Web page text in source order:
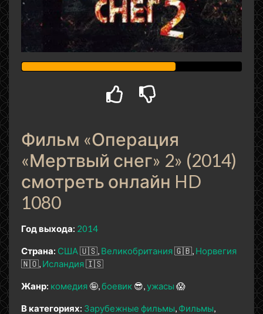
Фильм «Операция
«Мертвый снег» 2» (2014)
смотреть онлайн HD
1080
Год выхода: 2014
Страна: США🇺🇸 Великобритания🇬🇧 Норвегия
🇳🇴 Исландия🇮🇸
Жанр: комедия 🤪 боевик 😎 ужасы 😱
В категориях: Зарубежные фильмы Фильмы